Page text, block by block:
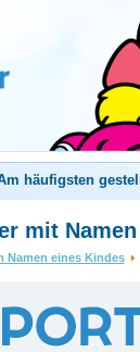
häufigsten
mit
Namen eines Kindes